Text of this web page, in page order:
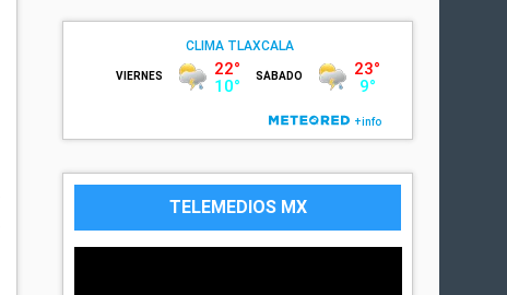
TELEMEDIOS MX